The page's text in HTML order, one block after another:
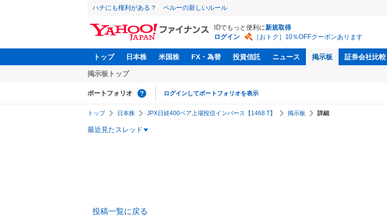
ハチにも権利がある？ ペルーの新しいルール
IDでもっと便利に新規取得
ログイン
［おトク］10％OFFクーポンあります
トップ 日本株 米国株 FX・為替 投資信託 ニュース 掲示板 証券会社比較
掲示板トップ
ポートフォリオ ログインしてポートフォリオを表示
トップ 日本株 JPX日経400ベア上場投信インバース【1468.T】 掲示板 詳細
最近見たスレッド
投稿一覧に戻る